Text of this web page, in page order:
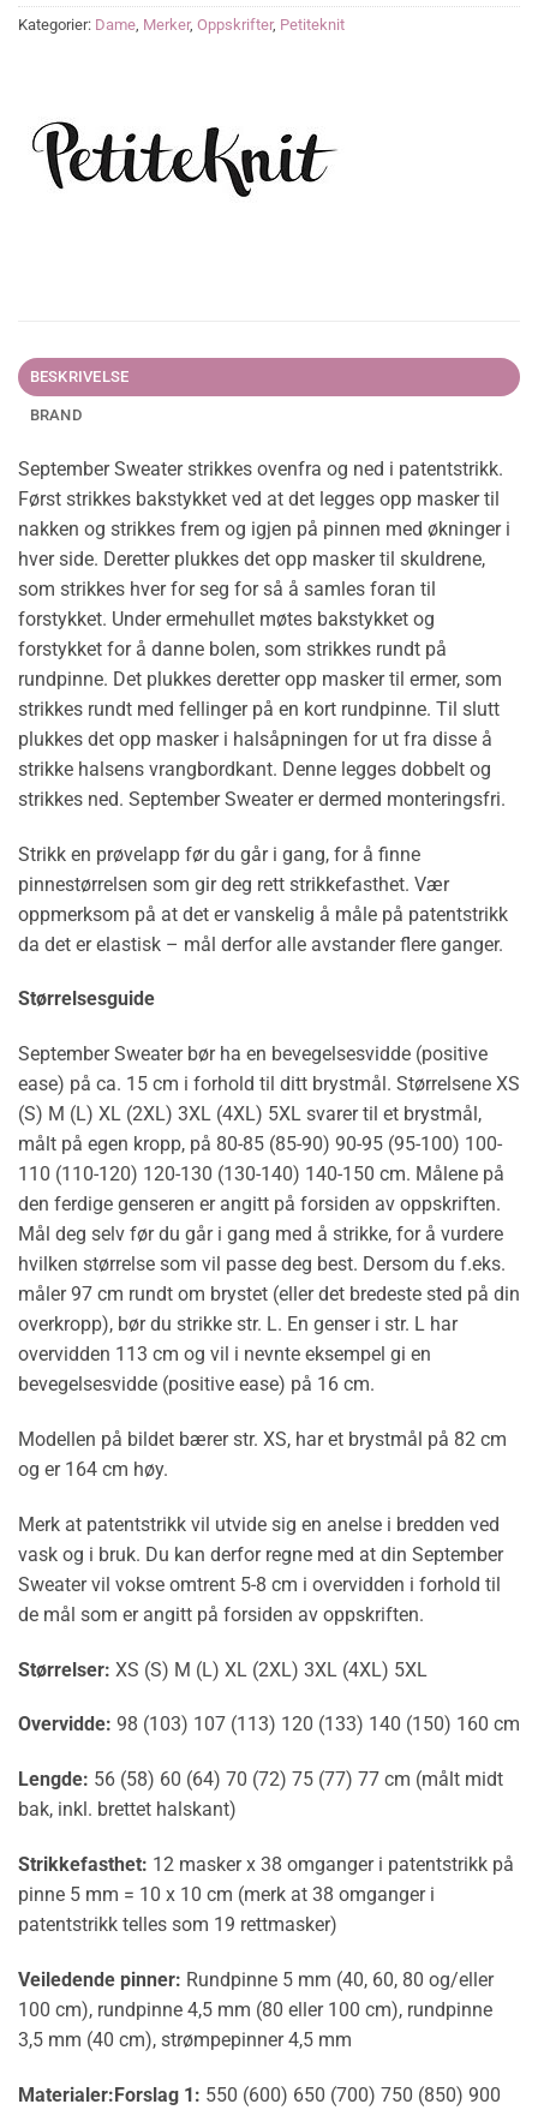
Kategorier: Dame, Merker, Oppskrifter, Petiteknit
BESKRIVELSE
BRAND
September Sweater strikkes ovenfra og ned i patentstrikk.
Først strikkes bakstykket ved at det legges opp masker til
nakken og strikkes frem og igjen på pinnen med økninger i
hver side. Deretter plukkes det opp masker til skuldrene,
som strikkes hver for seg for så å samles foran til
forstykket. Under ermehullet møtes bakstykket og
forstykket for å danne bolen, som strikkes rundt på
rundpinne. Det plukkes deretter opp masker til ermer, som
strikkes rundt med fellinger på en kort rundpinne. Til slutt
plukkes det opp masker i halsåpningen for ut fra disse å
strikke halsens vrangbordkant. Denne legges dobbelt og
strikkes ned. September Sweater er dermed monteringsfri.
Strikk en prøvelapp før du går i gang, for å finne
pinnestørrelsen som gir deg rett strikkefasthet. Vær
oppmerksom på at det er vanskelig å måle på patentstrikk
da det er elastisk – mål derfor alle avstander flere ganger.
Størrelsesguide
September Sweater bør ha en bevegelsesvidde (positive
ease) på ca. 15 cm i forhold til ditt brystmål. Størrelsene XS
(S) M (L) XL (2XL) 3XL (4XL) 5XL svarer til et brystmål,
målt på egen kropp, på 80-85 (85-90) 90-95 (95-100) 100-
110 (110-120) 120-130 (130-140) 140-150 cm. Målene på
den ferdige genseren er angitt på forsiden av oppskriften.
Mål deg selv før du går i gang med å strikke, for å vurdere
hvilken størrelse som vil passe deg best. Dersom du f.eks.
måler 97 cm rundt om brystet (eller det bredeste sted på din
overkropp), bør du strikke str. L. En genser i str. L har
overvidden 113 cm og vil i nevnte eksempel gi en
bevegelsesvidde (positive ease) på 16 cm.
Modellen på bildet bærer str. XS, har et brystmål på 82 cm
og er 164 cm høy.
Merk at patentstrikk vil utvide sig en anelse i bredden ved
vask og i bruk. Du kan derfor regne med at din September
Sweater vil vokse omtrent 5-8 cm i overvidden i forhold til
de mål som er angitt på forsiden av oppskriften.
Størrelser: XS (S) M (L) XL (2XL) 3XL (4XL) 5XL
Overvidde: 98 (103) 107 (113) 120 (133) 140 (150) 160 cm
Lengde: 56 (58) 60 (64) 70 (72) 75 (77) 77 cm (målt midt
bak, inkl. brettet halskant)
Strikkefasthet: 12 masker x 38 omganger i patentstrikk på
pinne 5 mm = 10 x 10 cm (merk at 38 omganger i
patentstrikk telles som 19 rettmasker)
Veiledende pinner: Rundpinne 5 mm (40, 60, 80 og/eller
100 cm), rundpinne 4,5 mm (80 eller 100 cm), rundpinne
3,5 mm (40 cm), strømpepinner 4,5 mm
Materialer:Forslag 1: 550 (600) 650 (700) 750 (850) 900